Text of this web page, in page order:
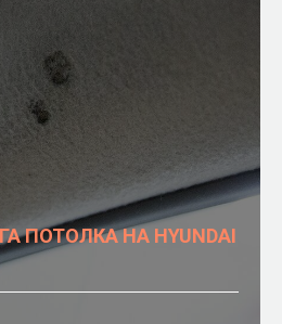
ПОТОЛКА НА HYUNDAI